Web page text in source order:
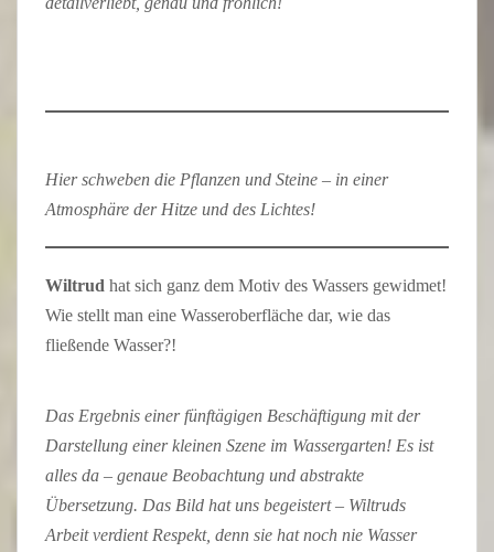
Hier schweben die Pflanzen und Steine – in einer
Atmosphäre der Hitze und des Lichtes!
Wiltrud hat sich ganz dem Motiv des Wassers gewidmet!
Wie stellt man eine Wasseroberfläche dar, wie das
fließende Wasser?!
Das Ergebnis einer fünftägigen Beschäftigung mit der
Darstellung einer kleinen Szene im Wassergarten! Es ist
alles da – genaue Beobachtung und abstrakte
Übersetzung. Das Bild hat uns begeistert – Wiltruds
Arbeit verdient Respekt, denn sie hat noch nie Wasser